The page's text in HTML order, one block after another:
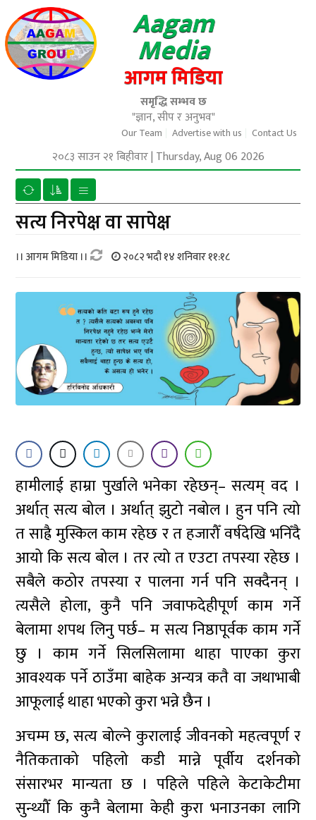
Aagam
Media
आगम मिडिया
समृद्धि सम्भव छ
"ज्ञान, सीप र अनुभव"
Our Team Advertise with us Contact Us
२०८३ साउन २१ बिहीवार| Thursday, Aug 06 2026
सत्य निरपेक्ष वा सापेक्ष
।। आगम मिडिया ।। २०८२ भदौ १४ शनिवार ११:१८
हामीलाई हाम्रा पुर्खाले भनेका रहेछन्– सत्यम् वद ।
अर्थात् सत्य बोल । अर्थात् झुटो नबोल । हुन पनि त्यो
त साह्रै मुस्किल काम रहेछ र त हजारौँ वर्षदेखि भनिँदै
आयो कि सत्य बोल । तर त्यो त एउटा तपस्या रहेछ ।
सबैले कठोर तपस्या र पालना गर्न पनि सक्दैनन् ।
त्यसैले होला, कुनै पनि जवाफदेहीपूर्ण काम गर्ने
बेलामा शपथ लिनु पर्छ– म सत्य निष्ठापूर्वक काम गर्ने
छु । काम गर्ने सिलसिलामा थाहा पाएका कुरा
आवश्यक पर्ने ठाउँमा बाहेक अन्यत्र कतै वा जथाभाबी
आफूलाई थाहा भएको कुरा भन्ने छैन ।
अचम्म छ, सत्य बोल्ने कुरालाई जीवनको महत्वपूर्ण र
नैतिकताको पहिलो कडी मान्ने पूर्वीय दर्शनको
संसारभर मान्यता छ । पहिले पहिले केटाकेटीमा
सुन्थ्यौँ कि कुनै बेलामा केही कुरा भनाउनका लागि